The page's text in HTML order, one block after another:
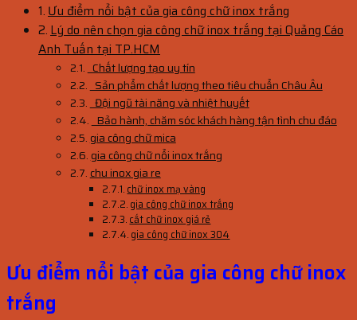
Ưu điểm nổi bật của gia công chữ inox trắng
Lý do nên chọn gia công chữ inox trắng tại Quảng Cáo
Anh Tuấn tại TP.HCM
Chất lượng tạo uy tín
Sản phẩm chất lượng theo tiêu chuẩn Châu Âu
Đội ngũ tài năng và nhiệt huyết
Bảo hành, chăm sóc khách hàng tận tình chu đáo
gia công chữ mica
gia công chữ nổi inox trắng
chu inox gia re
chữ inox mạ vàng
gia công chữ inox trắng
cắt chữ inox giá rẻ
gia công chữ inox 304
Ưu điểm nổi bật của gia công chữ inox
trắng